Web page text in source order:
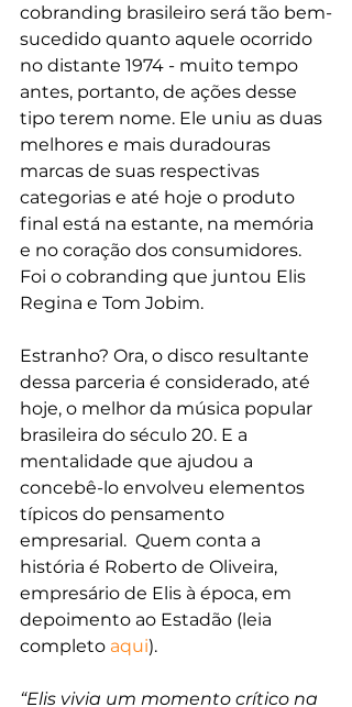
cobranding brasileiro será tão bem-
sucedido quanto aquele ocorrido
no distante 1974 - muito tempo
antes, portanto, de ações desse
tipo terem nome. Ele uniu as duas
melhores e mais duradouras
marcas de suas respectivas
categorias e até hoje o produto
final está na estante, na memória
e no coração dos consumidores.
Foi o cobranding que juntou Elis
Regina e Tom Jobim.
Estranho? Ora, o disco resultante
dessa parceria é considerado, até
hoje, o melhor da música popular
brasileira do século 20. E a
mentalidade que ajudou a
concebê-lo envolveu elementos
típicos do pensamento
empresarial.  Quem conta a
história é Roberto de Oliveira,
empresário de Elis à época, em
depoimento ao Estadão (leia
completo aqui).
“Elis vivia um momento crítico na